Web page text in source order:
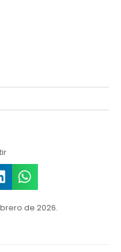
de 2026.